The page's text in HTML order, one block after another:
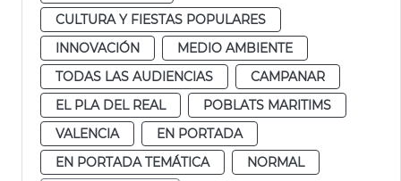
CULTURA Y FIESTAS POPULARES
INNOVACIÓN
MEDIO AMBIENTE
TODAS LAS AUDIENCIAS
CAMPANAR
EL PLA DEL REAL
POBLATS MARITIMS
VALENCIA
EN PORTADA
EN PORTADA TEMÁTICA
NORMAL